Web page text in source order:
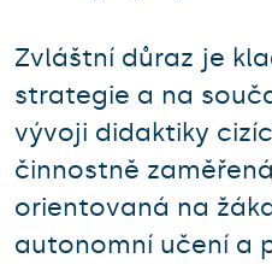
Zvláštní důraz je
strategie a na
vývoji didaktiky
činnostně
orientovaná na
autonomní učení a